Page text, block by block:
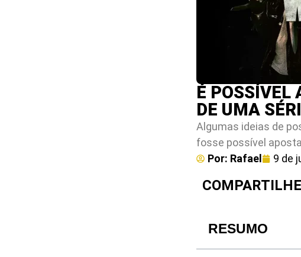
É POSSÍVEL
DE UMA
Algumas ideias de
fosse possível
Por: Rafael 9 de
RESUMO